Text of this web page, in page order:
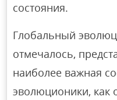
состояния.
Глобальный
отмечалось,
наиболее важная
эволюционики, как